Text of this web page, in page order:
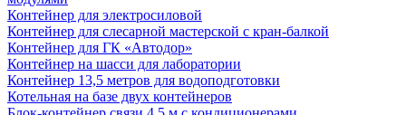
Контейнер для электросиловой
Контейнер для слесарной мастерской с кран-балкой
Контейнер для ГК «Автодор»
Контейнер на шасси для лаборатории
Контейнер 13,5 метров для водоподготовки
Котельная на базе двух контейнеров